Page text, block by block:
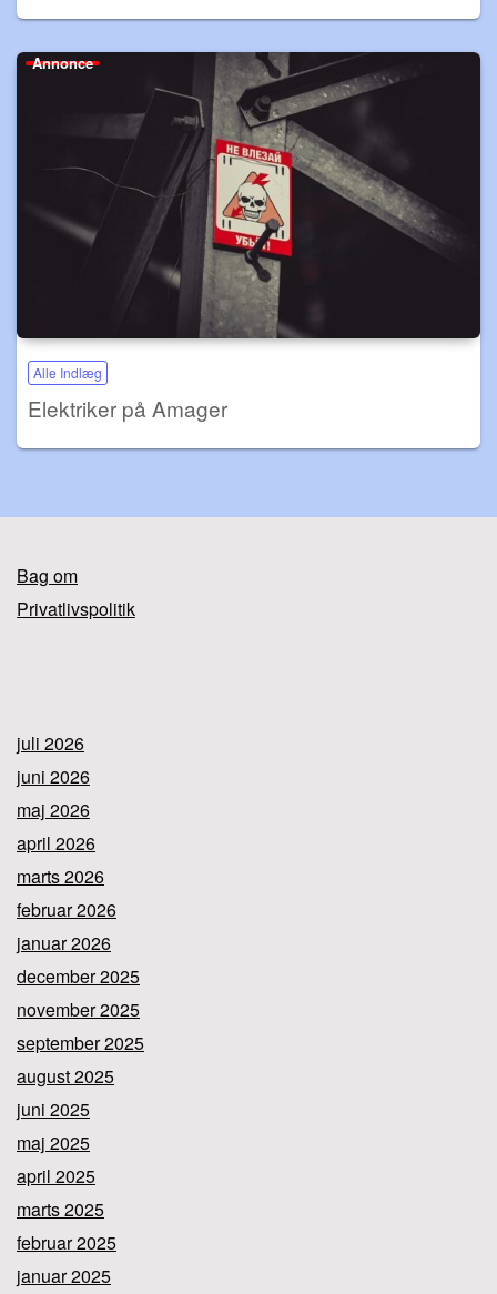
Annonce
Alle Indlæg
Elektriker på Amager
Bag om
Privatlivspolitik
juli 2026
juni 2026
maj 2026
april 2026
marts 2026
februar 2026
januar 2026
december 2025
november 2025
september 2025
august 2025
juni 2025
maj 2025
april 2025
marts 2025
februar 2025
januar 2025